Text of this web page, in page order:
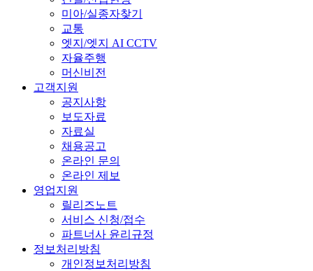
미아/실종자찾기
교통
엣지/엣지 AI CCTV
자율주행
머신비전
고객지원
공지사항
보도자료
자료실
채용공고
온라인 문의
온라인 제보
영업지원
릴리즈노트
서비스 신청/접수
파트너사 윤리규정
정보처리방침
개인정보처리방침